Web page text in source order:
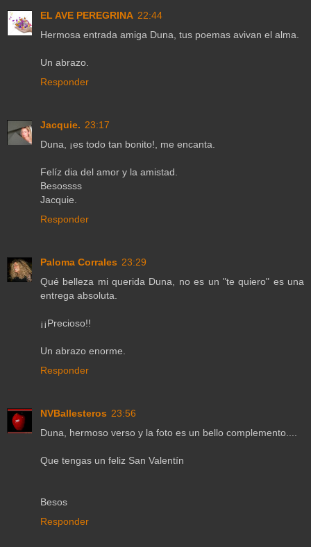
EL AVE PEREGRINA 22:44
Hermosa entrada amiga Duna, tus poemas avivan el alma.
Un abrazo.
Responder
Jacquie. 23:17
Duna, ¡es todo tan bonito!, me encanta.
Felíz dia del amor y la amistad.
Besossss
Jacquie.
Responder
Paloma Corrales 23:29
Qué belleza mi querida Duna, no es un "te quiero" es una
entrega absoluta.
¡¡Precioso!!
Un abrazo enorme.
Responder
NVBallesteros 23:56
Duna, hermoso verso y la foto es un bello complemento....
Que tengas un feliz San Valentín
Besos
Responder